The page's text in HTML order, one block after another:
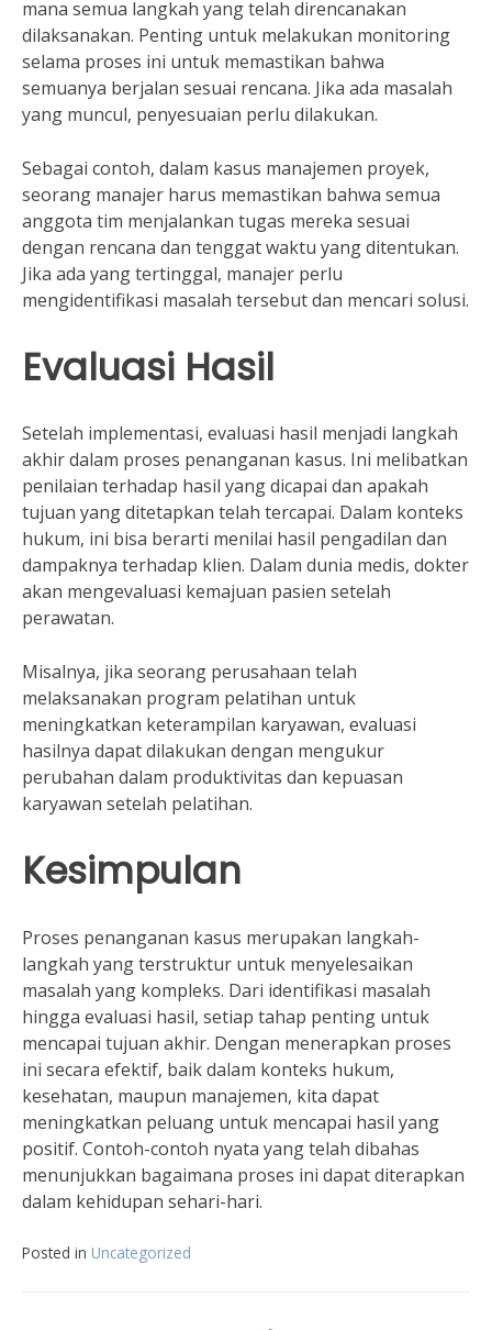
mana semua langkah yang telah direncanakan
dilaksanakan. Penting untuk melakukan monitoring
selama proses ini untuk memastikan bahwa
semuanya berjalan sesuai rencana. Jika ada masalah
yang muncul, penyesuaian perlu dilakukan.
Sebagai contoh, dalam kasus manajemen proyek,
seorang manajer harus memastikan bahwa semua
anggota tim menjalankan tugas mereka sesuai
dengan rencana dan tenggat waktu yang ditentukan.
Jika ada yang tertinggal, manajer perlu
mengidentifikasi masalah tersebut dan mencari solusi.
Evaluasi Hasil
Setelah implementasi, evaluasi hasil menjadi langkah
akhir dalam proses penanganan kasus. Ini melibatkan
penilaian terhadap hasil yang dicapai dan apakah
tujuan yang ditetapkan telah tercapai. Dalam konteks
hukum, ini bisa berarti menilai hasil pengadilan dan
dampaknya terhadap klien. Dalam dunia medis, dokter
akan mengevaluasi kemajuan pasien setelah
perawatan.
Misalnya, jika seorang perusahaan telah
melaksanakan program pelatihan untuk
meningkatkan keterampilan karyawan, evaluasi
hasilnya dapat dilakukan dengan mengukur
perubahan dalam produktivitas dan kepuasan
karyawan setelah pelatihan.
Kesimpulan
Proses penanganan kasus merupakan langkah-
langkah yang terstruktur untuk menyelesaikan
masalah yang kompleks. Dari identifikasi masalah
hingga evaluasi hasil, setiap tahap penting untuk
mencapai tujuan akhir. Dengan menerapkan proses
ini secara efektif, baik dalam konteks hukum,
kesehatan, maupun manajemen, kita dapat
meningkatkan peluang untuk mencapai hasil yang
positif. Contoh-contoh nyata yang telah dibahas
menunjukkan bagaimana proses ini dapat diterapkan
dalam kehidupan sehari-hari.
Posted in Uncategorized